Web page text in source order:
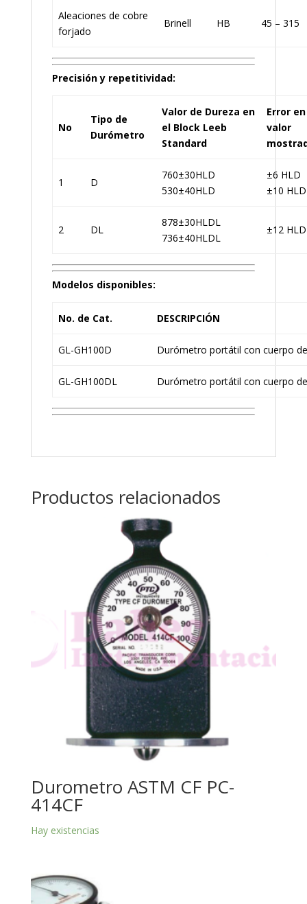
Aleaciones de cobre
forjado
Brinell HB 45 – 315
Precisión y repetitividad:
No
Tipo de
Durómetro
Valor de Dureza en
el Block Leeb
Standard
Error en
valor
1 D
760±30HLD
530±40HLD
±6 HLD
±10 HLD
2 DL
878±30HLDL
736±40HLDL
±12
Modelos disponibles:
No. de Cat. DESCRIPCIÓN
GL-GH100D Durómetro portátil con cuerpo
GL-GH100DL Durómetro portátil con cuerpo
Productos relacionados
Durometro ASTM CF PC-
414CF
Hay existencias